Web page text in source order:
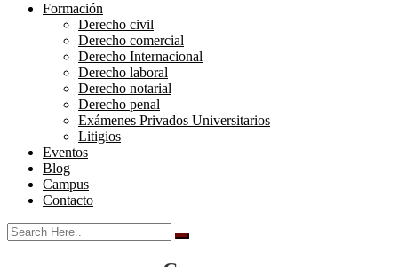
Formación
Derecho civil
Derecho comercial
Derecho Internacional
Derecho laboral
Derecho notarial
Derecho penal
Exámenes Privados Universitarios
Litigios
Eventos
Blog
Campus
Contacto